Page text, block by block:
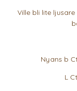
Ville bli lite
Nyans b
L